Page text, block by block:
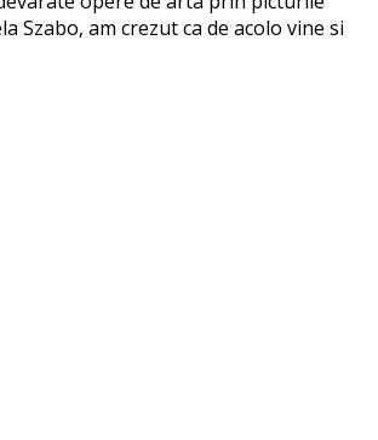
Szabo, am crezut ca de acolo vine si